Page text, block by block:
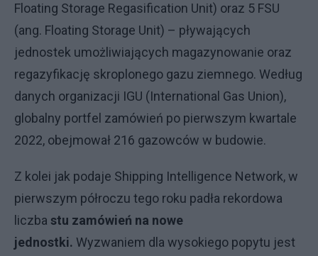
Floating Storage Regasification Unit) oraz 5 FSU
(ang. Floating Storage Unit) – pływających
jednostek umożliwiających magazynowanie oraz
regazyfikację skroplonego gazu ziemnego. Według
danych organizacji IGU (International Gas Union),
globalny portfel zamówień po pierwszym kwartale
2022, obejmował 216 gazowców w budowie.
Z kolei jak podaje Shipping Intelligence Network, w
pierwszym półroczu tego roku padła rekordowa
liczba stu zamówień na nowe
jednostki. Wyzwaniem dla wysokiego popytu jest